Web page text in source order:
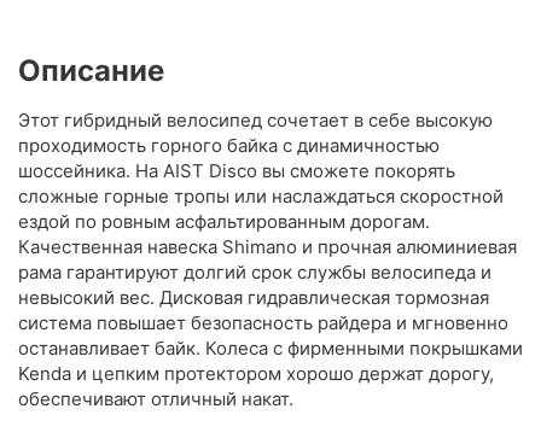
Описание
Этот гибридный велосипед сочетает в себе высокую
проходимость горного байка с динамичностью
шоссейника. На AIST Disco вы сможете покорять
сложные горные тропы или наслаждаться скоростной
ездой по ровным асфальтированным дорогам.
Качественная навеска Shimano и прочная алюминиевая
рама гарантируют долгий срок службы велосипеда и
невысокий вес. Дисковая гидравлическая тормозная
система повышает безопасность райдера и мгновенно
останавливает байк. Колеса с фирменными покрышками
Kenda и цепким протектором хорошо держат дорогу,
обеспечивают отличный накат.